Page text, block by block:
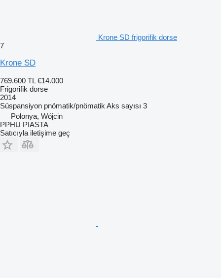
Krone SD frigorifik dorse
7
Krone SD
769.600 TL €14.000
Frigorifik dorse
2014
Süspansiyon pnömatik/pnömatik Aks sayısı 3
Polonya, Wójcin
PPHU PIASTA
Satıcıyla iletişime geç